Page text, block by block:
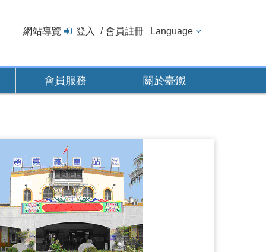
網站導覽 登入 會員註冊 Language
會員服務 關於臺鐵